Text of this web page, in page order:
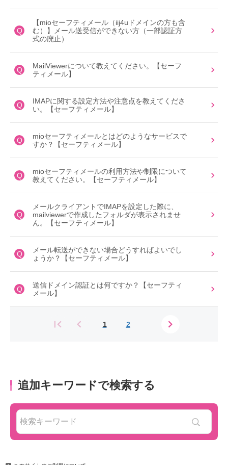
Q
【mioセーフティメール（iij4uドメインの方も含
む）】メール送受信ができない方（一部認証方
式の廃止）
Q
MailViewerについて教えてください。【セーフ
ティメール】
Q
IMAPに関する設定方法や注意点を教えてくださ
い。【セーフティメール】
Q
mioセーフティメールとはどのようなサービスで
すか？【セーフティメール】
Q
mioセーフティメールの利用方法や制限について
教えてください。【セーフティメール】
Q
メールクライアントでIMAPを設定した際に、
mailviewerで作成したフォルダが表示されませ
ん。【セーフティメール】
Q
メール転送ができない場合どうすればよいでし
ょうか？【セーフティメール】
Q
送信ドメイン認証とは何ですか？【セーフティ
メール】
1 2
追加キーワードで検索する